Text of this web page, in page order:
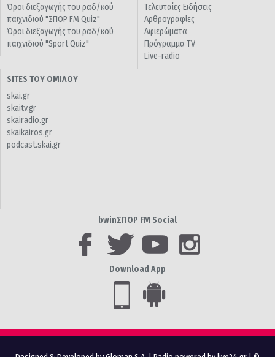
Όροι διεξαγωγής του ραδ/κού
παιχνιδιού "ΣΠΟΡ FM Quiz"
Όροι διεξαγωγής του ραδ/κού
παιχνιδιού "Sport Quiz"
Τελευταίες Ειδήσεις
Αρθρογραφίες
Αφιερώματα
Πρόγραμμα TV
Live-radio
SITES ΤΟΥ ΟΜΙΛΟΥ
skai.gr
skaitv.gr
skairadio.gr
skaikairos.gr
podcast.skai.gr
bwinΣΠΟΡ FM Social
Download App